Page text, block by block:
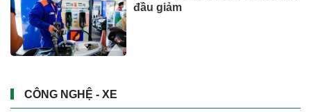
đầu giảm
CÔNG NGHỆ - XE